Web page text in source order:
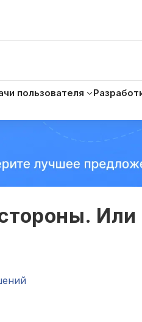
пользователя
Или